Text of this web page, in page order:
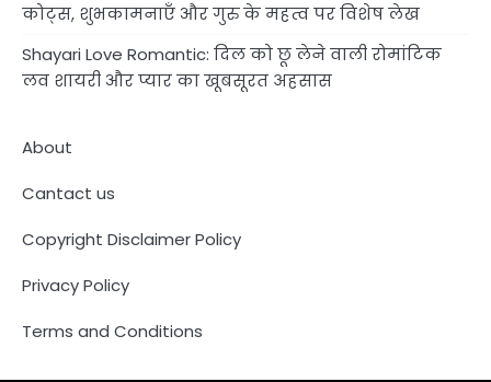
कोट्स, शुभकामनाएँ और गुरु के महत्व पर विशेष लेख
Shayari Love Romantic: दिल को छू लेने वाली रोमांटिक
लव शायरी और प्यार का खूबसूरत अहसास
About
Cantact us
Copyright Disclaimer Policy
Privacy Policy
Terms and Conditions